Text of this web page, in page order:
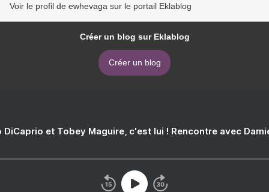
Voir le profil de ewhevaga sur le portail Eklablog
Créer un blog sur Eklablog
Créer un blog
DiCaprio et Tobey Maguire, c'est lui ! Rencontre avec